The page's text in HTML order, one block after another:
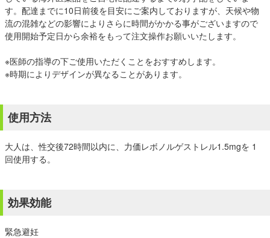
す。配達までに10日前後を目安にご案内しておりますが、天候や物
流の混雑などの影響によりさらに時間がかかる事がございますので
使用開始予定日から余裕をもって注文操作お願いいたします。
※医師の指導の下ご使用いただくことをおすすめします。
※時期によりデザインが異なることがあります。
使用方法
大人は、性交後72時間以内に、力価レボノルゲストレル1.5mgを 1
回使用する。
効果効能
緊急避妊